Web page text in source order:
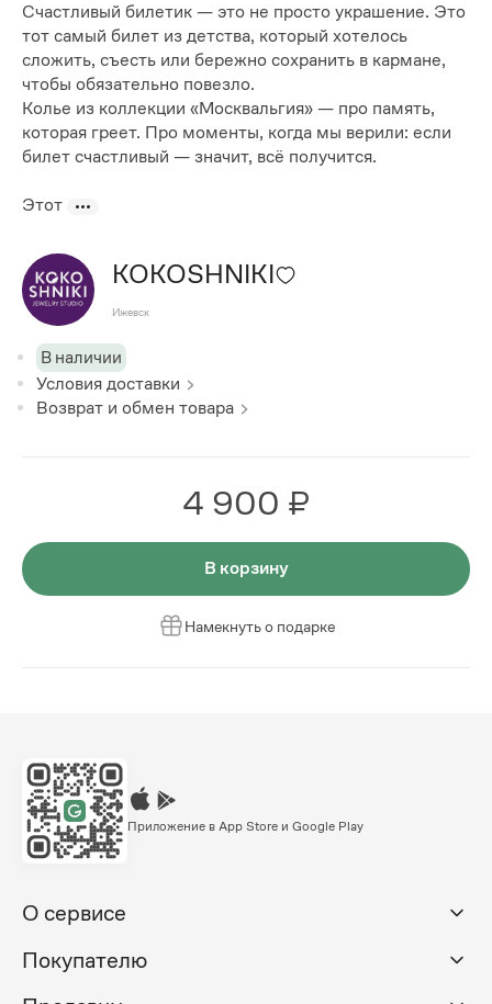
Счастливый билетик — это не просто украшение. Это
тот самый билет из детства, который хотелось
сложить, съесть или бережно сохранить в кармане,
чтобы обязательно повезло.
Колье из коллекции «Москвальгия» — про память,
которая греет. Про моменты, когда мы верили: если
билет счастливый — значит, всё получится.
Этот
KOKOSHNIKI
Ижевск
В наличии
Условия доставки
Возврат и обмен товара
4 900 ₽
В корзину
Намекнуть о подарке
Приложение в App Store и Google Play
О сервисе
Покупателю